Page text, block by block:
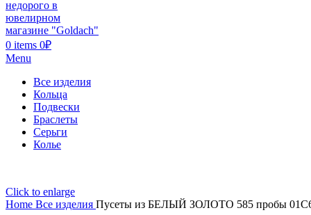
0 items 0₽
Menu
Все изделия
Кольца
Подвески
Браслеты
Серьги
Колье
Click to enlarge
Home Все изделия Пусеты из БЕЛЫЙ ЗОЛОТО 585 пробы